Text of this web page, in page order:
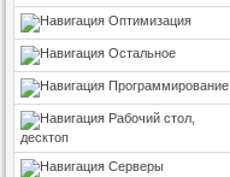
Оптимизация
Остальное
Программирование
Рабочий стол,
десктоп
Серверы